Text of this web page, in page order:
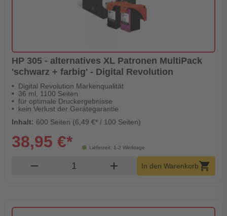
HP 305 - alternatives XL Patronen MultiPack
'schwarz + farbig' - Digital Revolution
Digital Revolution Markenqualität
36 ml, 1100 Seiten
für optimale Druckergebnisse
kein Verlust der Gerätegarantie
Inhalt: 600 Seiten (6,49 €* / 100 Seiten)
Lieferzeit: 1-2 Werktage
38,95 €*
remove Produkt Warenkorb Menge
add In den Warenkorbshopping_cart